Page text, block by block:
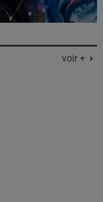
voir +